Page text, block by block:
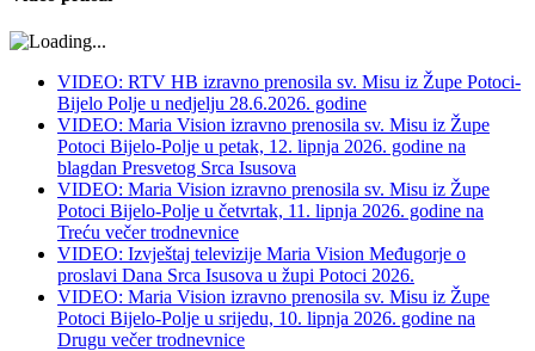
VIDEO: RTV HB izravno prenosila sv. Misu iz Župe Potoci-
Bijelo Polje u nedjelju 28.6.2026. godine
VIDEO: Maria Vision izravno prenosila sv. Misu iz Župe
Potoci Bijelo-Polje u petak, 12. lipnja 2026. godine na
blagdan Presvetog Srca Isusova
VIDEO: Maria Vision izravno prenosila sv. Misu iz Župe
Potoci Bijelo-Polje u četvrtak, 11. lipnja 2026. godine na
Treću večer trodnevnice
VIDEO: Izvještaj televizije Maria Vision Međugorje o
proslavi Dana Srca Isusova u župi Potoci 2026.
VIDEO: Maria Vision izravno prenosila sv. Misu iz Župe
Potoci Bijelo-Polje u srijedu, 10. lipnja 2026. godine na
Drugu večer trodnevnice